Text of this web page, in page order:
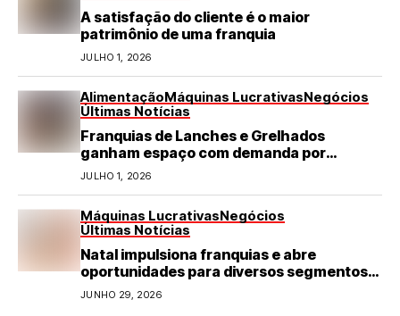
A satisfação do cliente é o maior
patrimônio de uma franquia
JULHO 1, 2026
AlimentaçãoMáquinas LucrativasNegócios
Últimas Notícias
Franquias de Lanches e Grelhados
ganham espaço com demanda por
refeições rápidas e de qualidade
JULHO 1, 2026
Máquinas LucrativasNegócios
Últimas Notícias
Natal impulsiona franquias e abre
oportunidades para diversos segmentos
do varejo
JUNHO 29, 2026